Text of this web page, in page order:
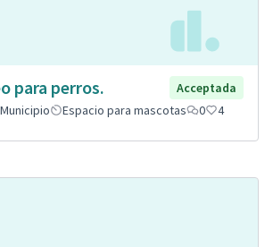
para perros.
Acceptada
Municipio Espacio para mascotas 0 4